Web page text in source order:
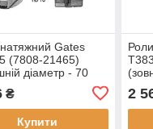
Gates
(7808-21465)
діаметр - 70
отвору - 10
- 31 мм.) для
₴
Купити
2